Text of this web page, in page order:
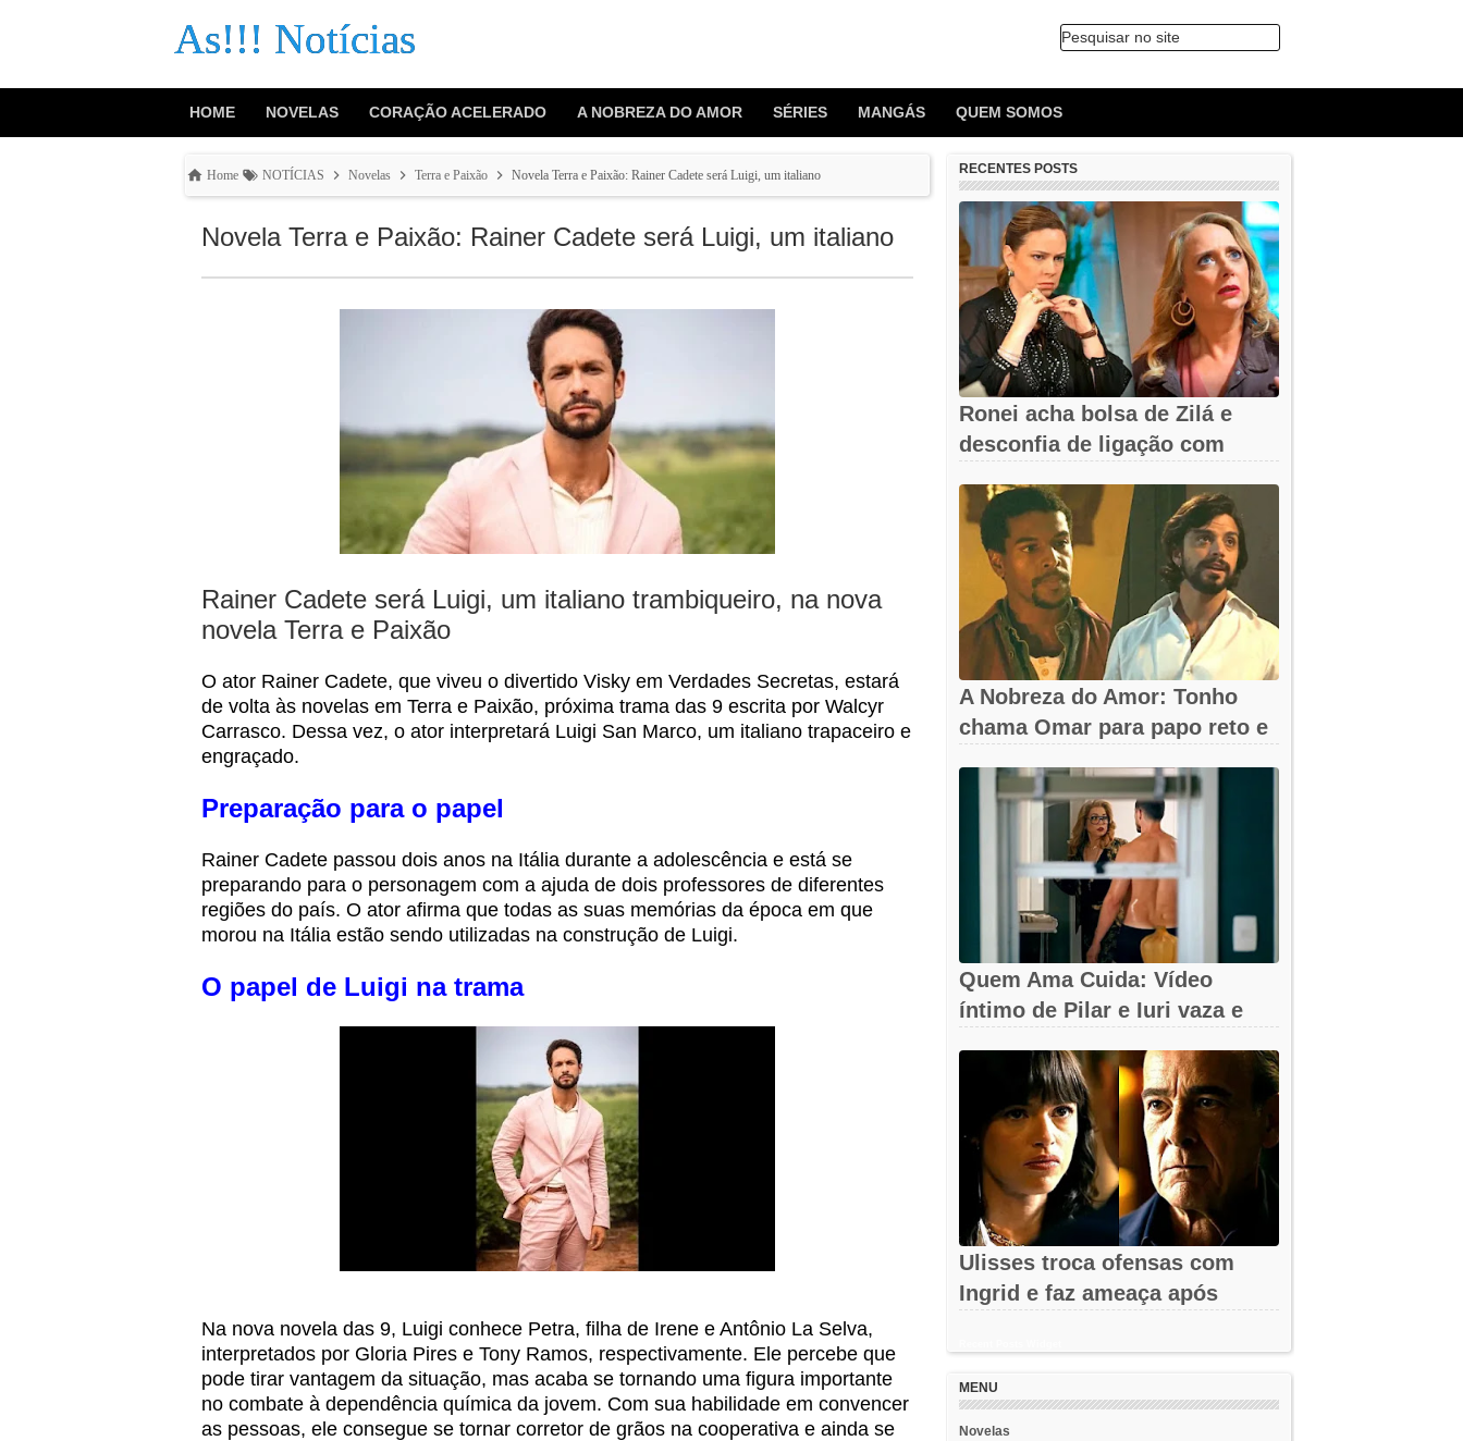
As!!! Notícias Pesquisar no site
HOME NOVELAS CORAÇÃO ACELERADO A NOBREZA DO AMOR SÉRIES MANGÁS QUEM SOMOS
Home NOTÍCIAS Novelas Terra e Paixão Novela Terra e Paixão: Rainer Cadete será Luigi, um italiano
Novela Terra e Paixão: Rainer Cadete será Luigi, um italiano
Rainer Cadete será Luigi, um italiano trambiqueiro, na nova
novela Terra e Paixão
O ator Rainer Cadete, que viveu o divertido Visky em Verdades Secretas, estará
de volta às novelas em Terra e Paixão, próxima trama das 9 escrita por Walcyr
Carrasco. Dessa vez, o ator interpretará Luigi San Marco, um italiano trapaceiro e
engraçado.
Preparação para o papel
Rainer Cadete passou dois anos na Itália durante a adolescência e está se
preparando para o personagem com a ajuda de dois professores de diferentes
regiões do país. O ator afirma que todas as suas memórias da época em que
morou na Itália estão sendo utilizadas na construção de Luigi.
O papel de Luigi na trama
Na nova novela das 9, Luigi conhece Petra, filha de Irene e Antônio La Selva,
interpretados por Gloria Pires e Tony Ramos, respectivamente. Ele percebe que
pode tirar vantagem da situação, mas acaba se tornando uma figura importante
no combate à dependência química da jovem. Com sua habilidade em convencer
as pessoas, ele consegue se tornar corretor de grãos na cooperativa e ainda se
RECENTES POSTS
Ronei acha bolsa de Zilá e
desconfia de ligação com
A Nobreza do Amor: Tonho
chama Omar para papo reto e
Quem Ama Cuida: Vídeo
íntimo de Pilar e Iuri vaza e
Ulisses troca ofensas com
Ingrid e faz ameaça após
MENU
Novelas